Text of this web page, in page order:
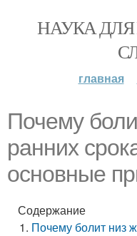
НАУКА
главная
Почему
ранних
основные
Содержание
Почему болит низ